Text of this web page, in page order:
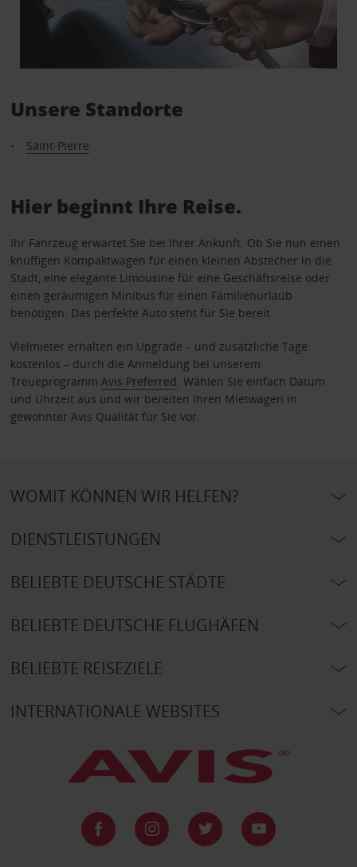
Unsere Standorte
Saint-Pierre
Hier beginnt Ihre Reise.
Ihr Fahrzeug erwartet Sie bei Ihrer Ankunft. Ob Sie nun einen
knuffigen Kompaktwagen für einen kleinen Abstecher in die
Stadt, eine elegante Limousine für eine Geschäftsreise oder
einen geräumigen Minibus für einen Familienurlaub
benötigen: Das perfekte Auto steht für Sie bereit.
Vielmieter erhalten ein Upgrade – und zusätzliche Tage
kostenlos – durch die Anmeldung bei unserem
Treueprogramm Avis Preferred . Wählen Sie einfach Datum
und Uhrzeit aus und wir bereiten Ihren Mietwagen in
gewohnter Avis Qualität für Sie vor.
WOMIT KÖNNEN WIR HELFEN?
DIENSTLEISTUNGEN
BELIEBTE DEUTSCHE STÄDTE
BELIEBTE DEUTSCHE FLUGHÄFEN
BELIEBTE REISEZIELE
INTERNATIONALE WEBSITES